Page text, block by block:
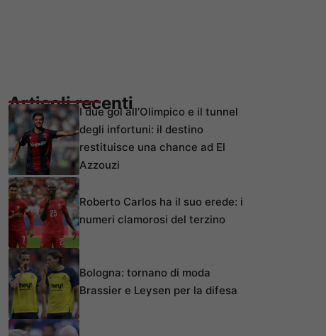
Articoli recentiI due gol all’Olimpico e il tunnel
degli infortuni: il destino
restituisce una chance ad El
Azzouzi
Roberto Carlos ha il suo erede: i
numeri clamorosi del terzino
Bologna: tornano di moda
Brassier e Leysen per la difesa